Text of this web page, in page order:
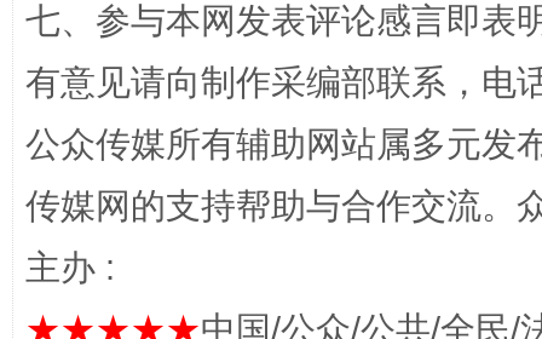
七、参与本网发表评论感言即表
有意见请向制作采编部联系，电
公众传媒所有辅助网站属多元发
传媒网的支持帮助与合作交流。
主办 :
★★★★★中国/公众/公共/全民/